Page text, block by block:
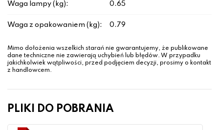
Waga lampy (kg): 0.65
Waga z opakowaniem (kg): 0.79
Mimo dołożenia wszelkich starań nie gwarantujemy, że publikowane
dane techniczne nie zawierają uchybień lub błędów. W przypadku
jakichkolwiek wątpliwości, przed podjęciem decyzji, prosimy o kontakt
z handlowcem.
PLIKI DO POBRANIA